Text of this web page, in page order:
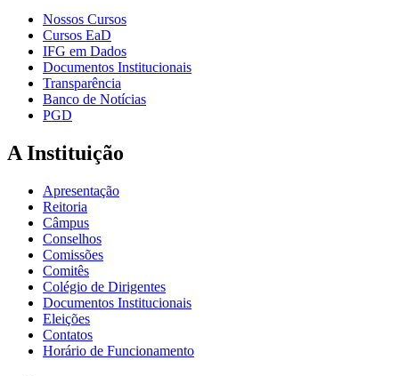
Nossos Cursos
Cursos EaD
IFG em Dados
Documentos Institucionais
Transparência
Banco de Notícias
PGD
A Instituição
Apresentação
Reitoria
Câmpus
Conselhos
Comissões
Comitês
Colégio de Dirigentes
Documentos Institucionais
Eleições
Contatos
Horário de Funcionamento